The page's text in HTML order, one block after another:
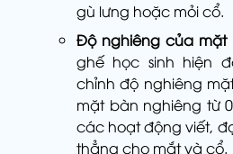
gù lưng hoặc mỏi cổ.
Độ nghiêng của mặt
ghế học sinh hiện
chỉnh độ nghiêng
mặt bàn nghiêng từ
các hoạt động viết,
thẳng cho mắt và cổ.